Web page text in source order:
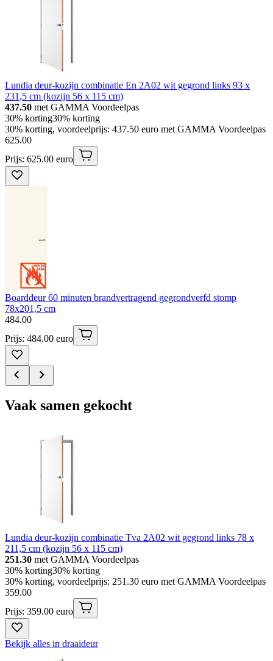
Lundia deur-kozijn combinatie En 2A02 wit gegrond links 93 x
231,5 cm (kozijn 56 x 115 cm)
437.50 met GAMMA Voordeelpas
30% korting30% korting
30% korting, voordeelprijs: 437.50 euro met GAMMA Voordeelpas
625.00
Prijs: 625.00 euro
Boarddeur 60 minuten brandvertragend gegrondverfd stomp
78x201,5 cm
484.00
Prijs: 484.00 euro
Vaak samen gekocht
Lundia deur-kozijn combinatie Tva 2A02 wit gegrond links 78 x
211,5 cm (kozijn 56 x 115 cm)
251.30 met GAMMA Voordeelpas
30% korting30% korting
30% korting, voordeelprijs: 251.30 euro met GAMMA Voordeelpas
359.00
Prijs: 359.00 euro
Bekijk alles in draaideur